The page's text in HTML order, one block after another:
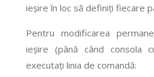
ieșire în loc să definiți fiecare
Pentru modificarea
ieșire (până când consola
executați linia de comandă: